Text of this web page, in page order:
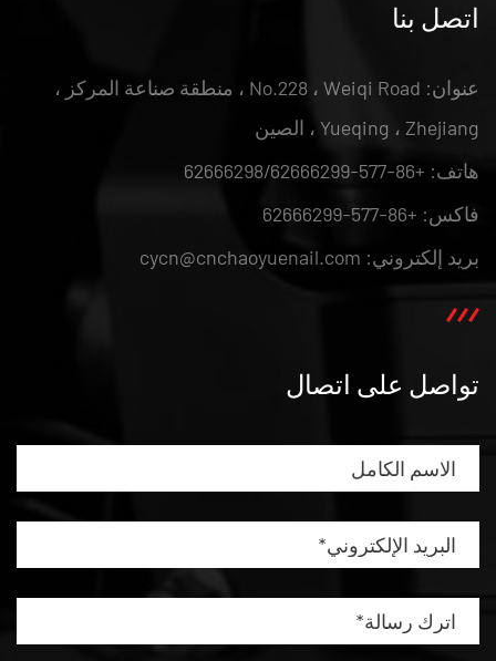
اتصل بنا
عنوان: No.228 ، Weiqi Road ، منطقة صناعة المركز ،
Yueqing ، Zhejiang ، الصين
هاتف: +86-577-62666298/62666299
فاكس: +86-577-62666299
بريد إلكتروني: cycn@cnchaoyuenail.com
تواصل على اتصال